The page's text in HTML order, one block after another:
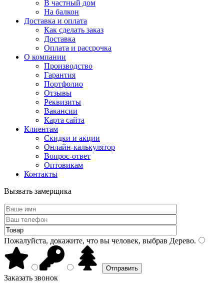
В частный дом
На балкон
Доставка и оплата
Как сделать заказ
Доставка
Оплата и рассрочка
О компании
Производство
Гарантия
Портфолио
Отзывы
Реквизиты
Вакансии
Карта сайта
Клиентам
Скидки и акции
Онлайн-калькулятор
Вопрос-ответ
Оптовикам
Контакты
Вызвать замерщика
Пожалуйста, докажите, что вы человек, выбрав Дерево.
Заказать звонок